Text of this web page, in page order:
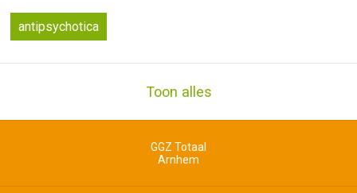
antipsychotica
Toon alles
GGZ Totaal
Arnhem